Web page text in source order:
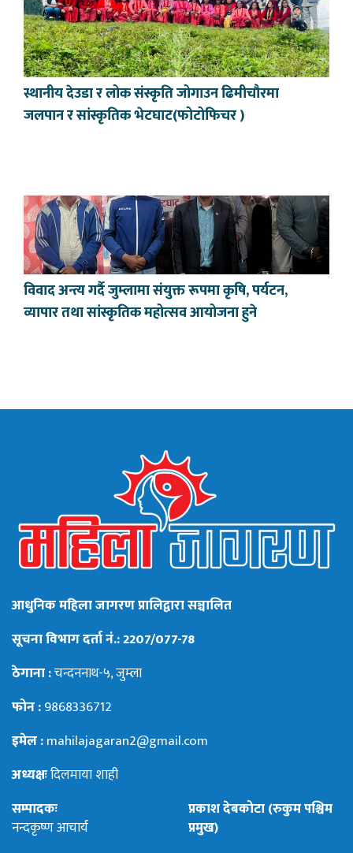
स्थानीय देउडा र लोक संस्कृति जोगाउन ढिमीचौरमा
जलपान र सांस्कृतिक भेटघाट(फोटोफिचर )
विवाद अन्त्य गर्दै जुम्लामा संयुक्त रूपमा कृषि, पर्यटन,
व्यापार तथा सांस्कृतिक महोत्सव आयोजना हुने
आधुनिक महिला जागरण प्रालिद्वारा सञ्चालित
सूचना विभाग दर्ता नं.: 2207/077-78
ठेगाना :चन्दननाथ-५, जुम्ला
फोन :9868336712
इमेल :mahilajagaran2@gmail.com
अध्यक्षःदिलमाया शाही
सम्पादकः
नन्दकृष्ण आचार्य
प्रकाश देबकोटा (रुकुम पश्चिम
प्रमुख)